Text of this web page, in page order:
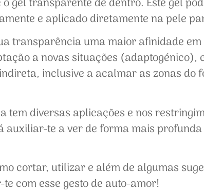
e aplicado diretamente na pele
transparência uma maior afinidade
a novas situações
inclusive a acalmar as zonas do
tem diversas aplicações e nos
auxiliar-te a ver de forma mais
cortar, utilizar e além de algumas
com esse gesto de auto-amor!